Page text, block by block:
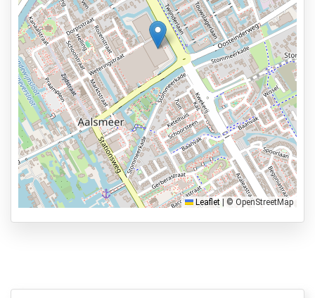
Verlicht terrein
Services
24 uur per dag geopend
Vooraf reserveren
8 min naar vertrekhal
Parkeervormen
Shuttle Parking
Valet Parking
Bekijk op kaart
Leaflet © OpenStreetMap